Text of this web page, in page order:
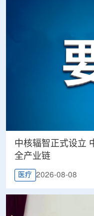
中核辐智正式设立
全产业链
医疗 2026-08-08